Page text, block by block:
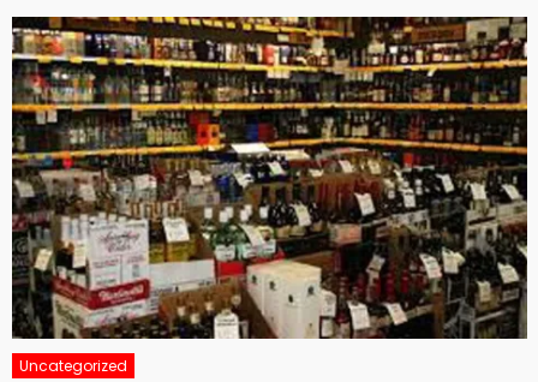
Uncategorized